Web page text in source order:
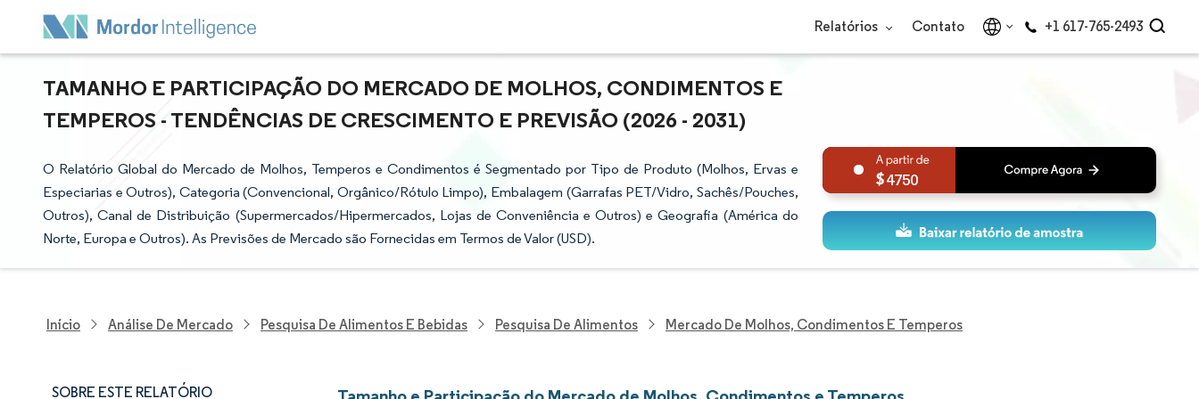
Relatórios Contato +1 617-765-2493
TAMANHO E PARTICIPAÇÃO DO MERCADO DE MOLHOS, CONDIMENTOS E
TEMPEROS - TENDÊNCIAS DE CRESCIMENTO E PREVISÃO (2026 - 2031)
O Relatório Global do Mercado de Molhos, Temperos e Condimentos é Segmentado por Tipo de Produto (Molhos, Ervas e
Especiarias e Outros), Categoria (Convencional, Orgânico/Rótulo Limpo), Embalagem (Garrafas PET/Vidro, Sachês/Pouches,
Outros), Canal de Distribuição (Supermercados/Hipermercados, Lojas de Conveniência e Outros) e Geografia (América do
Norte, Europa e Outros). As Previsões de Mercado são Fornecidas em Termos de Valor (USD).
4750
Início Análise De Mercado Pesquisa De Alimentos E Bebidas Pesquisa De Alimentos Mercado De Molhos, Condimentos E Temperos
SOBRE ESTE RELATÓRIO